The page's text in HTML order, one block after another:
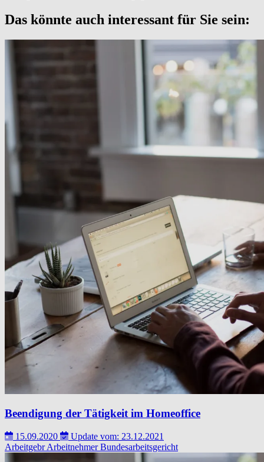
Das könnte auch interessant für Sie sein:
Beendigung der Tätigkeit im Homeoffice
15.09.2020
Update vom: 23.12.2021
ArbeitgebrArbeitnehmerBundesarbeitsgericht